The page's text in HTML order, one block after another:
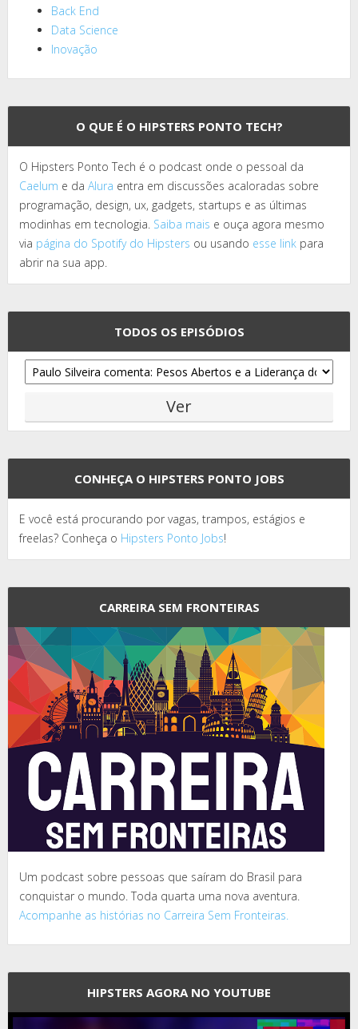
Back End
Data Science
Inovação
O QUE É O HIPSTERS PONTO TECH?
O Hipsters Ponto Tech é o podcast onde o pessoal da
Caelum e da Alura entra em discussões acaloradas sobre
programação, design, ux, gadgets, startups e as últimas
modinhas em tecnologia. Saiba mais e ouça agora mesmo
via página do Spotify do Hipsters ou usando esse link para
abrir na sua app.
TODOS OS EPISÓDIOS
CONHEÇA O HIPSTERS PONTO JOBS
E você está procurando por vagas, trampos, estágios e
freelas? Conheça o Hipsters Ponto Jobs!
CARREIRA SEM FRONTEIRAS
Um podcast sobre pessoas que saíram do Brasil para
conquistar o mundo. Toda quarta uma nova aventura.
Acompanhe as histórias no Carreira Sem Fronteiras.
HIPSTERS AGORA NO YOUTUBE